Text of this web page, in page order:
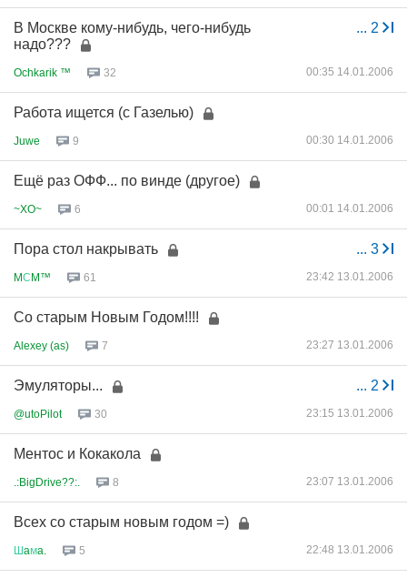
... 2
В Москве кому-нибудь, чего-нибудь
надо???
Ochkarik ™ 32 00:35 14.01.2006
Работа ищется (с Газелью)
Juwe 9 00:30 14.01.2006
Ещё раз ОФФ... по винде (другое)
~XO~ 6 00:01 14.01.2006
... 3
Пора стол накрывать
MСM™ 61 23:42 13.01.2006
Со старым Новым Годом!!!!
Alexey (as) 7 23:27 13.01.2006
... 2
Эмуляторы...
@utoPilot 30 23:15 13.01.2006
Ментос и Кокакола
.:BigDrive??:. 8 23:07 13.01.2006
Всех со старым новым годом =)
Шaмa. 5 22:48 13.01.2006